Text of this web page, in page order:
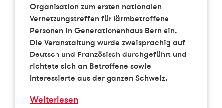
Organisation zum ersten nationalen
Vernetzungstreffen für lärmbetroffene
Personen in Generationenhaus Bern ein.
Die Veranstaltung wurde zweisprachig auf
Deutsch und Französisch durchgeführt und
richtete sich an Betroffene sowie
Interessierte aus der ganzen Schweiz.
Weiterlesen